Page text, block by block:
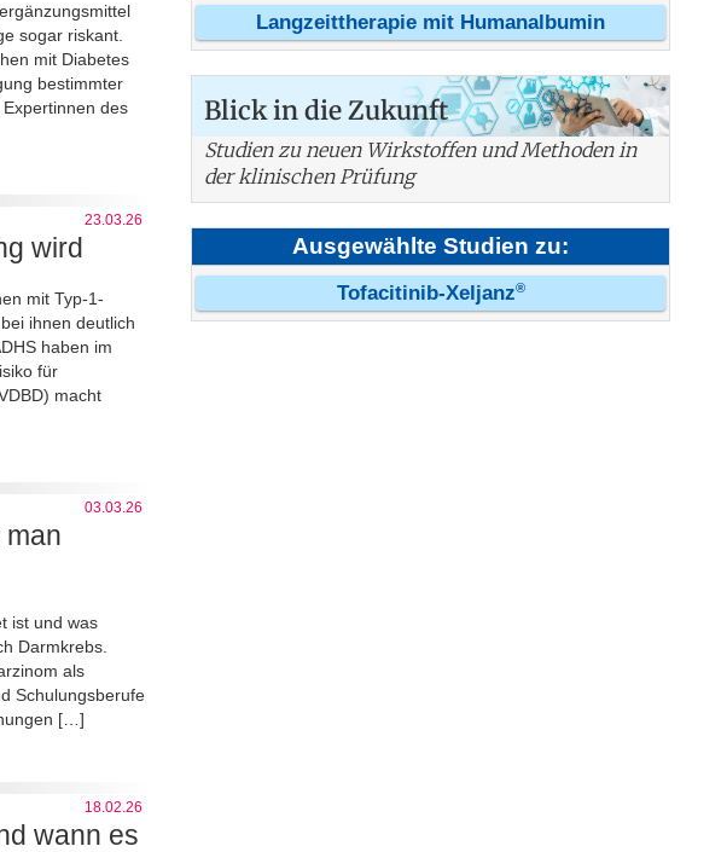
sogar riskant.
mit Diabetes
bestimmter
des
23.03.26
wird
mit Typ-1-
ihnen deutlich
haben im
für
macht
03.03.26
ist und was
Darmkrebs.
als
Schulungsberufe
[…]
18.02.26
wann es
Langzeittherapie mit Humanalbumin
Blick in die Zukunft
Studien zu neuen Wirkstoffen und Methoden in
der klinischen Prüfung
Ausgewählte Studien zu:
Tofacitinib-Xeljanz®